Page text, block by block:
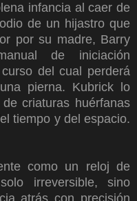
infancia al caer de
de un hijastro que
por su madre, Barry
de iniciación
del cual perderá
pierna. Kubrick lo
criaturas huérfanas
tiempo y del espacio.
como un reloj de
irreversible, sino